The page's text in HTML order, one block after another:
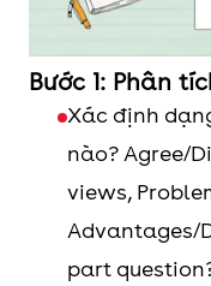
Bước 1: Phân
Xác định
nào? Agree/
views,
Advantages/
part